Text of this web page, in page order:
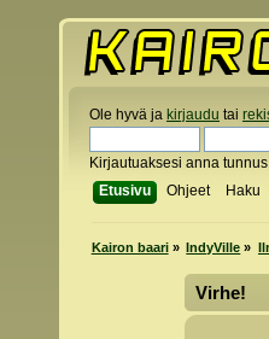
Ole hyvä ja kirjaudu tai
Kirjautuaksesi anna
Etusivu
Ohjeet Haku
Kairon baari» IndyVille »
Virhe!